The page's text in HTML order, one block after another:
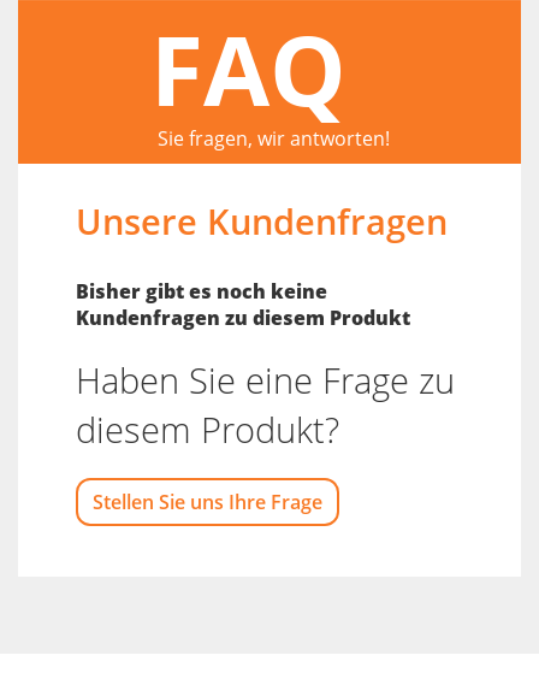
FAQ
Sie fragen, wir antworten!
Unsere Kundenfragen
Bisher gibt es noch keine
Kundenfragen zu diesem Produkt
Haben Sie eine Frage zu
diesem Produkt?
Stellen Sie uns Ihre Frage